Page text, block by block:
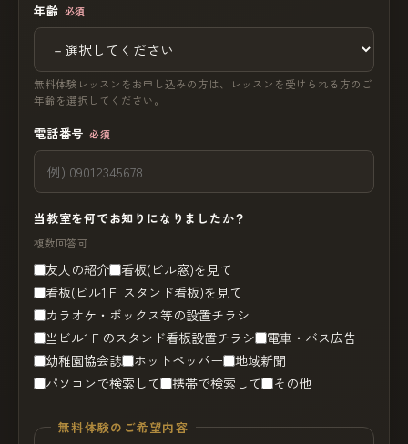
年齢 必須
無料体験レッスンをお申し込みの方は、レッスンを受けられる方のご
年齢を選択してください。
電話番号 必須
当教室を何でお知りになりましたか？
複数回答可
友人の紹介
看板(ビル窓)を見て
看板(ビル1Ｆ スタンド看板)を見て
カラオケ・ボックス等の設置チラシ
当ビル1Ｆのスタンド看板設置チラシ
電車・バス広告
幼稚園協会誌
ホットペッパー
地域新聞
パソコンで検索して
携帯で検索して その他
無料体験のご希望内容